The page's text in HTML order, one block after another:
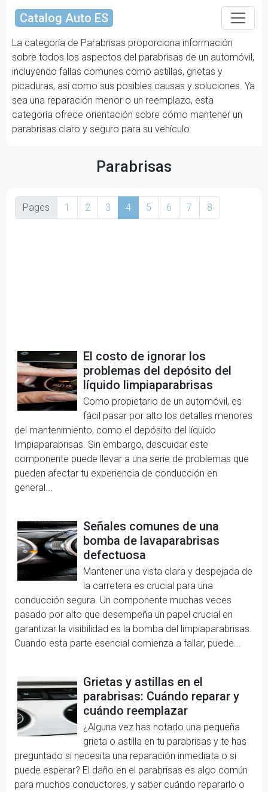
Catalog Auto ES
La categoría de Parabrisas proporciona información
sobre todos los aspectos del parabrisas de un automóvil,
incluyendo fallas comunes como astillas, grietas y
picaduras, así como sus posibles causas y soluciones. Ya
sea una reparación menor o un reemplazo, esta
categoría ofrece orientación sobre cómo mantener un
parabrisas claro y seguro para su vehículo.
Parabrisas
Pages 1 2 3 4 5 6 7 8
El costo de ignorar los
problemas del depósito del
líquido limpiaparabrisas
Como propietario de un automóvil, es
fácil pasar por alto los detalles menores
del mantenimiento, como el depósito del líquido
limpiaparabrisas. Sin embargo, descuidar este
componente puede llevar a una serie de problemas que
pueden afectar tu experiencia de conducción en
general...
Señales comunes de una
bomba de lavaparabrisas
defectuosa
Mantener una vista clara y despejada de
la carretera es crucial para una
conducción segura. Un componente muchas veces
pasado por alto que desempeña un papel crucial en
garantizar la visibilidad es la bomba del limpiaparabrisas.
Cuando esta parte esencial comienza a fallar, puede...
Grietas y astillas en el
parabrisas: Cuándo reparar y
cuándo reemplazar
¿Alguna vez has notado una pequeña
grieta o astilla en tu parabrisas y te has
preguntado si necesita una reparación inmediata o si
puede esperar? El daño en el parabrisas es algo común
para muchos conductores, y saber cuándo repararlo o